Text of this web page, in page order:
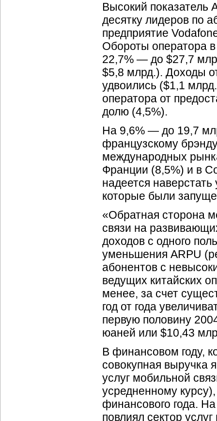
Высокий
десятку лидеров по
предприятие
Обороты оператора
22,7% — до $27,7
$5,8 млрд.). Доходы
удвоились ($1,1
оператора от
долю (4,5%).
На 9,6% — до 19,7
французскому
международных
Франции (8,5%) и в
надеется наверстать
которые были
«Обратная сторона
связи на
доходов с одного
уменьшения ARPU
абонентов с
ведущих китайских
менее, за счет
год от года
первую половину
юаней или $10,43
В финансовом году,
совокупная выручка
услуг мобильной
усредненному
финансового года.
повлиял сектор